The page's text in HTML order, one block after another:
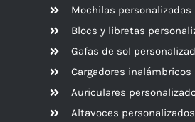
Mochilas personalizadas
Blocs y libretas
Gafas de sol
Cargadores inalámbricos
Auriculares
Altavoces personalizados